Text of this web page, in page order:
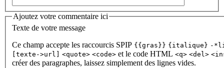
Ajoutez votre commentaire ici
Texte de votre message
Ce champ accepte les raccourcis SPIP {{gras}} {italique} -
[texte->url]
<quote> <code> et le code HTML <q> <del>
créer des paragraphes, laissez simplement des lignes vides.